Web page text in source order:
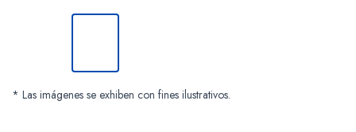
* Las imágenes se exhiben con fines ilustrativos.